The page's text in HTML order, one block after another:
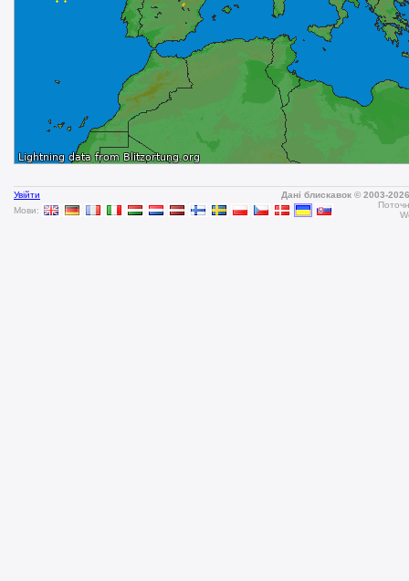
Увійти
Мови:
Дані блискавок © 2003-